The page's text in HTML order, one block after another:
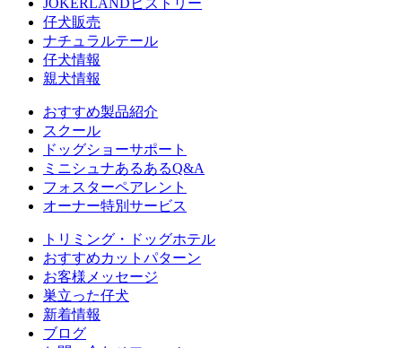
JOKERLANDヒストリー
仔犬販売
ナチュラルテール
仔犬情報
親犬情報
おすすめ製品紹介
スクール
ドッグショーサポート
ミニシュナあるあるQ&A
フォスターペアレント
オーナー特別サービス
トリミング・ドッグホテル
おすすめカットパターン
お客様メッセージ
巣立った仔犬
新着情報
ブログ